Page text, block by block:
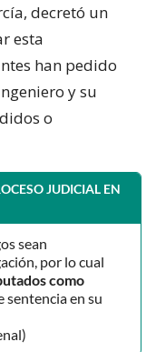
decretó un
esta
han pedido
y su
o
JUDICIAL EN
sean
por lo cual
como
sentencia en su